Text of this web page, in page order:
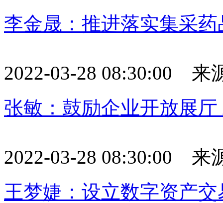
李金晟：推进落实集采
2022-03-28 08:30:00 来
张敏：鼓励企业开放展
2022-03-28 08:30:00 来
王梦婕：设立数字资产